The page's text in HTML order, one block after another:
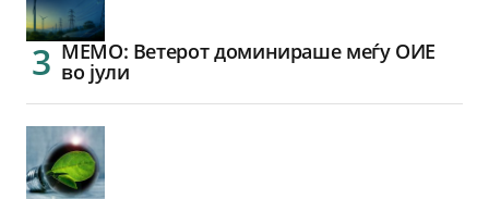
МЕМО: Ветерот доминираше меѓу ОИЕ
во јули